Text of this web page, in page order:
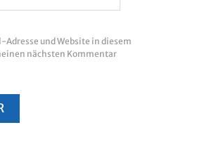
Adresse und Website in diesem
nächsten Kommentar